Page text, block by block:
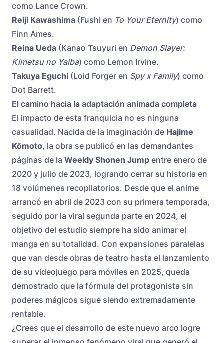
como Lance Crown.
Reiji Kawashima (Fushi en To Your Eternity) como
Finn Ames.
Reina Ueda (Kanao Tsuyuri en Demon Slayer:
Kimetsu no Yaiba) como Lemon Irvine.
Takuya Eguchi (Loid Forger en Spy x Family) como
Dot Barrett.
El camino hacia la adaptación animada completa
El impacto de esta franquicia no es ninguna
casualidad. Nacida de la imaginación de Hajime
Kōmoto, la obra se publicó en las demandantes
páginas de la Weekly Shonen Jump entre enero de
2020 y julio de 2023, logrando cerrar su historia en
18 volúmenes recopilatorios. Desde que el anime
arrancó en abril de 2023 con su primera temporada,
seguido por la viral segunda parte en 2024, el
objetivo del estudio siempre ha sido animar el
manga en su totalidad. Con expansiones paralelas
que van desde obras de teatro hasta el lanzamiento
de su videojuego para móviles en 2025, queda
demostrado que la fórmula del protagonista sin
poderes mágicos sigue siendo extremadamente
rentable.
¿Crees que el desarrollo de este nuevo arco logre